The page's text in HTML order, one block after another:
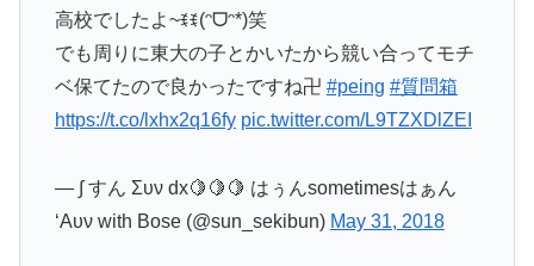
高校でしたよ~ꉂꉂ(ᵔᗜᵔ*)笑
でも周りに東大の子とかいたから競い合ってモチ
ベ保てたので良かったですね卍 #peing #質問箱
https://t.co/lxhx2q16fy pic.twitter.com/L9TZXDlZEI
— ∫ すん Συν dx🍋🍋🍋 はぅんsometimesはぁん
‘Aυν with Bose (@sun_sekibun) May 31, 2018